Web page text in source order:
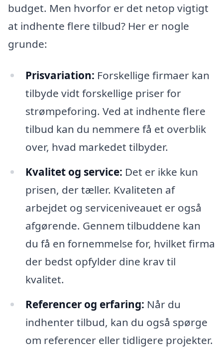
budget. Men hvorfor er det netop vigtigt
at indhente flere tilbud? Her er nogle
grunde:
Prisvariation: Forskellige firmaer kan
tilbyde vidt forskellige priser for
strømpeforing. Ved at indhente flere
tilbud kan du nemmere få et overblik
over, hvad markedet tilbyder.
Kvalitet og service: Det er ikke kun
prisen, der tæller. Kvaliteten af
arbejdet og serviceniveauet er også
afgørende. Gennem tilbuddene kan
du få en fornemmelse for, hvilket firma
der bedst opfylder dine krav til
kvalitet.
Referencer og erfaring: Når du
indhenter tilbud, kan du også spørge
om referencer eller tidligere projekter.